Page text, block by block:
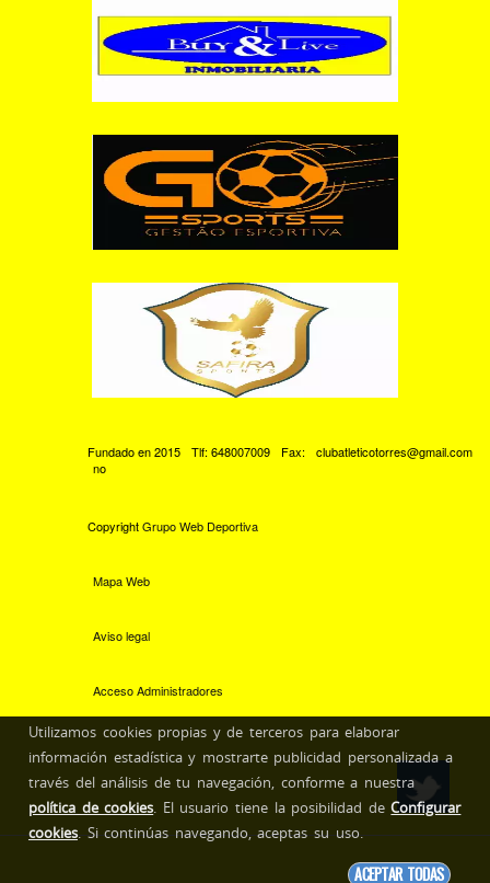
Fundado en 2015 Tlf: 648007009 Fax:
clubatleticotorres@gmail.com
no
CopyrightGrupo Web Deportiva
Mapa Web
Aviso legal
Acceso Administradores
Utilizamos cookies propias y de terceros para elaborar
información estadística y mostrarte publicidad personalizada a
través del análisis de tu navegación, conforme a nuestra
política de cookies. El usuario tiene la posibilidad deConfigurar
cookies. Si continúas navegando, aceptas su uso.
ACEPTAR TODAS